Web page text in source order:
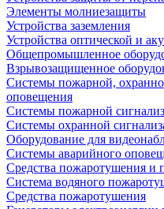
Элементы молниезащиты
Устройства заземления
Устройства оптической и
Общепромышленное
Взрывозащищенное
Системы пожарной,
оповещения
Системы пожарной
Системы охранной
Оборудование для
Системы аварийного
Средства пожаротушения и
Система водяного
Средства пожаротушения